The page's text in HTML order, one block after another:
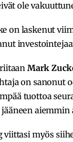
ole
on laskenut
Mark
on sanonut
tuottoa
viittasi myös